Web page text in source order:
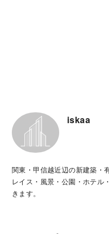
iskaa
関東・甲信越近辺の新建築・
レイス・風景・公園・ホテル
きます。